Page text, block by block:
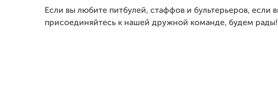
Если вы любите питбулей, стаффов и бультерьеров, если
присоединяйтесь к нашей дружной команде, будем рады!